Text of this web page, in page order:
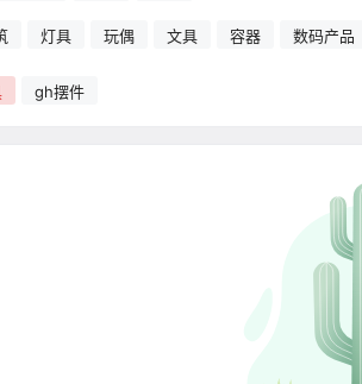
灯具 玩偶 文具 容器 数码产品
gh摆件